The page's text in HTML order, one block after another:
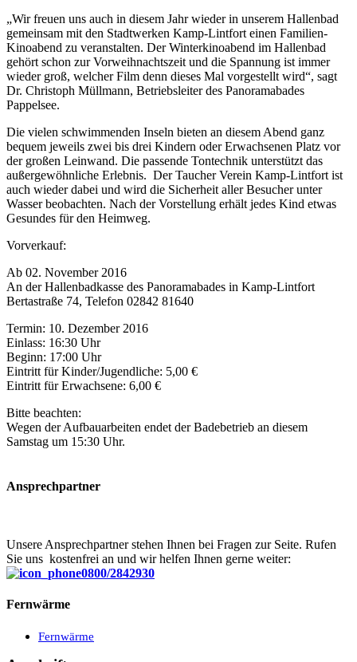
„Wir freuen uns auch in diesem Jahr wieder in unserem Hallenbad
gemeinsam mit den Stadtwerken Kamp-Lintfort einen Familien-
Kinoabend zu veranstalten. Der Winterkinoabend im Hallenbad
gehört schon zur Vorweihnachtszeit und die Spannung ist immer
wieder groß, welcher Film denn dieses Mal vorgestellt wird“, sagt
Dr. Christoph Müllmann, Betriebsleiter des Panoramabades
Pappelsee.
Die vielen schwimmenden Inseln bieten an diesem Abend ganz
bequem jeweils zwei bis drei Kindern oder Erwachsenen Platz vor
der großen Leinwand. Die passende Tontechnik unterstützt das
außergewöhnliche Erlebnis. Der Taucher Verein Kamp-Lintfort ist
auch wieder dabei und wird die Sicherheit aller Besucher unter
Wasser beobachten. Nach der Vorstellung erhält jedes Kind etwas
Gesundes für den Heimweg.
Vorverkauf:
Ab 02. November 2016
An der Hallenbadkasse des Panoramabades in Kamp-Lintfort
Bertastraße 74, Telefon 02842 81640
Termin: 10. Dezember 2016
Einlass: 16:30 Uhr
Beginn: 17:00 Uhr
Eintritt für Kinder/Jugendliche: 5,00 €
Eintritt für Erwachsene: 6,00 €
Bitte beachten:
Wegen der Aufbauarbeiten endet der Badebetrieb an diesem
Samstag um 15:30 Uhr.
Ansprechpartner
Unsere Ansprechpartner stehen Ihnen bei Fragen zur Seite. Rufen
Sie uns kostenfrei an und wir helfen Ihnen gerne weiter:
0800/2842930
Fernwärme
Fernwärme